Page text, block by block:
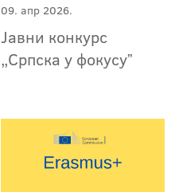
09. апр 2026.
Јавни конкурс
„Српска у фокусуˮ